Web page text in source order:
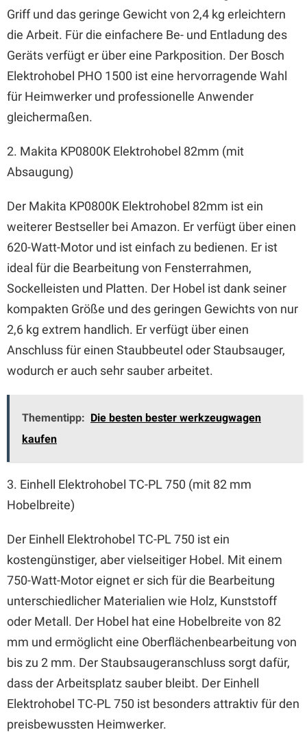
Griff und das geringe Gewicht von 2,4 kg erleichtern
die Arbeit. Für die einfachere Be- und Entladung des
Geräts verfügt er über eine Parkposition. Der Bosch
Elektrohobel PHO 1500 ist eine hervorragende Wahl
für Heimwerker und professionelle Anwender
gleichermaßen.
2. Makita KP0800K Elektrohobel 82mm (mit
Absaugung)
Der Makita KP0800K Elektrohobel 82mm ist ein
weiterer Bestseller bei Amazon. Er verfügt über einen
620-Watt-Motor und ist einfach zu bedienen. Er ist
ideal für die Bearbeitung von Fensterrahmen,
Sockelleisten und Platten. Der Hobel ist dank seiner
kompakten Größe und des geringen Gewichts von nur
2,6 kg extrem handlich. Er verfügt über einen
Anschluss für einen Staubbeutel oder Staubsauger,
wodurch er auch sehr sauber arbeitet.
Thementipp: Die besten bester werkzeugwagen
kaufen
3. Einhell Elektrohobel TC-PL 750 (mit 82 mm
Hobelbreite)
Der Einhell Elektrohobel TC-PL 750 ist ein
kostengünstiger, aber vielseitiger Hobel. Mit einem
750-Watt-Motor eignet er sich für die Bearbeitung
unterschiedlicher Materialien wie Holz, Kunststoff
oder Metall. Der Hobel hat eine Hobelbreite von 82
mm und ermöglicht eine Oberflächenbearbeitung von
bis zu 2 mm. Der Staubsaugeranschluss sorgt dafür,
dass der Arbeitsplatz sauber bleibt. Der Einhell
Elektrohobel TC-PL 750 ist besonders attraktiv für den
preisbewussten Heimwerker.